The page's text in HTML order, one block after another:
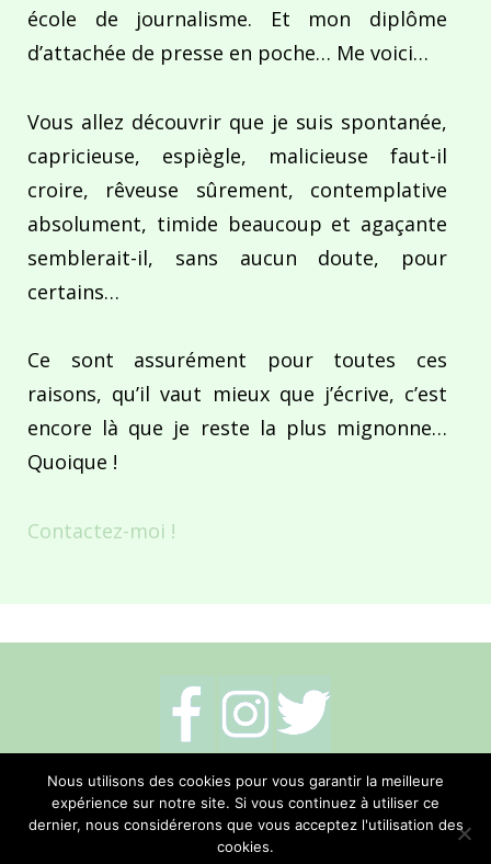
école de journalisme. Et mon diplôme
d’attachée de presse en poche… Me voici…
Vous allez découvrir que je suis spontanée,
capricieuse, espiègle, malicieuse faut-il
croire, rêveuse sûrement, contemplative
absolument, timide beaucoup et agaçante
semblerait-il, sans aucun doute, pour
certains…
Ce sont assurément pour toutes ces
raisons, qu’il vaut mieux que j’écrive, c’est
encore là que je reste la plus mignonne…
Quoique !
Contactez-moi !
Mentions légales- Politique de cookies-
Me contacter
Nous utilisons des cookies pour vous garantir la meilleure
expérience sur notre site. Si vous continuez à utiliser ce
dernier, nous considérerons que vous acceptez l'utilisation des
cookies.